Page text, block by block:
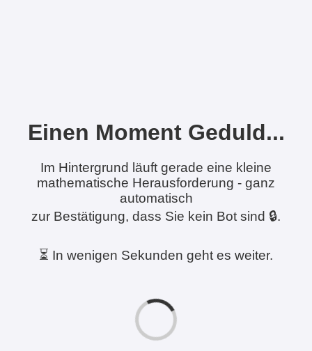
Einen Moment Geduld...
Im Hintergrund läuft gerade eine kleine
mathematische Herausforderung - ganz
automatisch
zur Bestätigung, dass Sie kein Bot sind 🔒.
⏳ In wenigen Sekunden geht es weiter.